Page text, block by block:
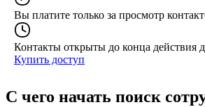
Вы платите только за просмотр
Контакты открыты до конца действия
Купить доступ
С чего начать поиск